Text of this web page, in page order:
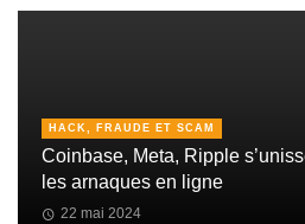
HACK, FRAUDE ET SCAM
Coinbase, Meta, Ripple
les arnaques en ligne
22 mai 2024